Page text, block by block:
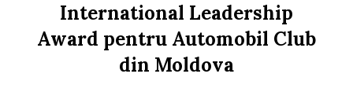
International Leadership
Award pentru Automobil Club
din Moldova